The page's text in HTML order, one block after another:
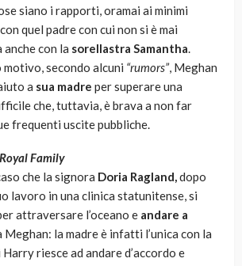
siano i rapporti, oramai ai minimi
quel padre con cui non si è mai
con la sorellastra Samantha.
motivo, secondo alcuni “rumors”, Meghan
a sua madre per superare una
che, tuttavia, è brava a non far
frequenti uscite pubbliche.
Royal Family
che la signora Doria Ragland,dopo
lavoro in una clinica statunitense, si
attraversare l’oceano e andare a
Meghan: la madre è infatti l’unica con la
riesce ad andare d’accordo e